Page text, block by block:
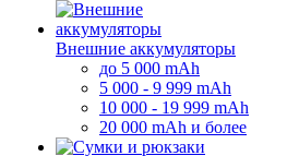
Внешние аккумуляторы
до 5 000 mAh
5 000 - 9 999 mAh
10 000 - 19 999 mAh
20 000 mAh и более